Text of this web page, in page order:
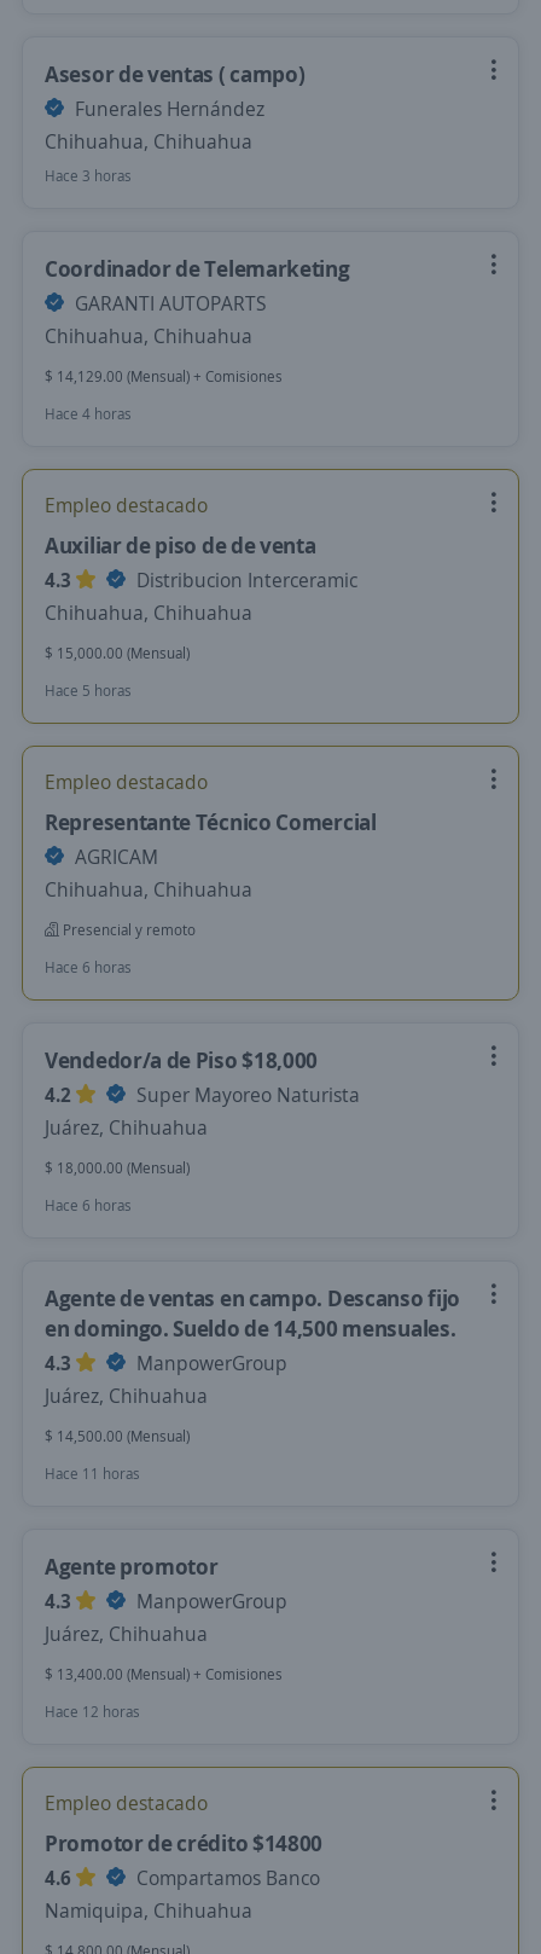
Asesor de ventas ( campo)
Funerales Hernández
Chihuahua, Chihuahua
Hace 3 horas
Coordinador de Telemarketing
GARANTI AUTOPARTS
Chihuahua, Chihuahua
$ 14,129.00 (Mensual) + Comisiones
Hace 4 horas
Empleo destacado
Auxiliar de piso de de venta
4.3
Distribucion Interceramic
Chihuahua, Chihuahua
$ 15,000.00 (Mensual)
Hace 5 horas
Empleo destacado
Representante Técnico Comercial
AGRICAM
Chihuahua, Chihuahua
Presencial y remoto
Hace 6 horas
Vendedor/a de Piso $18,000
4.2
Super Mayoreo Naturista
Juárez, Chihuahua
$ 18,000.00 (Mensual)
Hace 6 horas
Agente de ventas en campo. Descanso fijo
en domingo. Sueldo de 14,500 mensuales.
4.3
ManpowerGroup
Juárez, Chihuahua
$ 14,500.00 (Mensual)
Hace 11 horas
Agente promotor
4.3
ManpowerGroup
Juárez, Chihuahua
$ 13,400.00 (Mensual) + Comisiones
Hace 12 horas
Empleo destacado
Promotor de crédito $14800
4.6
Compartamos Banco
Namiquipa, Chihuahua